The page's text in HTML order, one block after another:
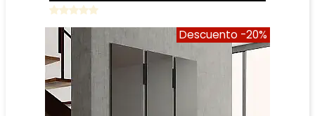
Descuento -20%